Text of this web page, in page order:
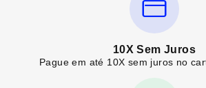
10X Sem Juros
Pague em até 10X sem juros no